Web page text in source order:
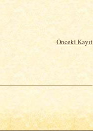
Önceki Kayıt